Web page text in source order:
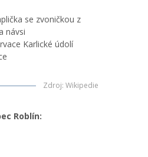
se zvoničkou z
návsi
Karlické údolí
Zdroj: Wikipedie
Roblín: